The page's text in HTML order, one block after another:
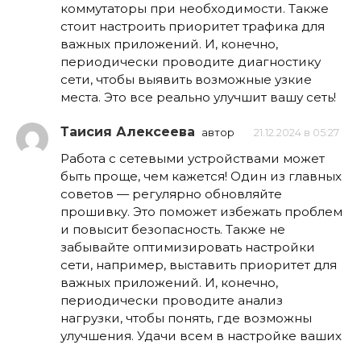
коммутаторы при необходимости. Также
стоит настроить приоритет трафика для
важных приложений. И, конечно,
периодически проводите диагностику
сети, чтобы выявить возможные узкие
места. Это все реально улучшит вашу сеть!
Таисия Алексеева автор 21.12.2024 в 05:27
Работа с сетевыми устройствами может
быть проще, чем кажется! Один из главных
советов — регулярно обновляйте
прошивку. Это поможет избежать проблем
и повысит безопасность. Также не
забывайте оптимизировать настройки
сети, например, выставить приоритет для
важных приложений. И, конечно,
периодически проводите анализ
нагрузки, чтобы понять, где возможны
улучшения. Удачи всем в настройке ваших